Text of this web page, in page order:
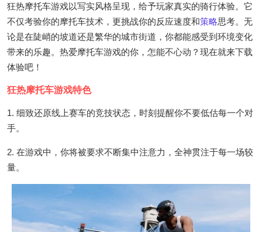
狂热摩托车游戏以写实风格呈现，给予玩家真实的骑行体验。它
不仅考验你的摩托车技术，更挑战你的反应速度和策略思考。无
论是在陡峭的坡道还是繁华的城市街道，你都能感受到环境变化
带来的乐趣。热爱摩托车游戏的你，怎能不心动？现在就来下载
体验吧！
狂热摩托车游戏特色
1. 细致还原线上赛车的竞技状态，时刻提醒你不要低估每一个对
手。
2. 在游戏中，你将被要求不断集中注意力，全神贯注于每一场较
量。